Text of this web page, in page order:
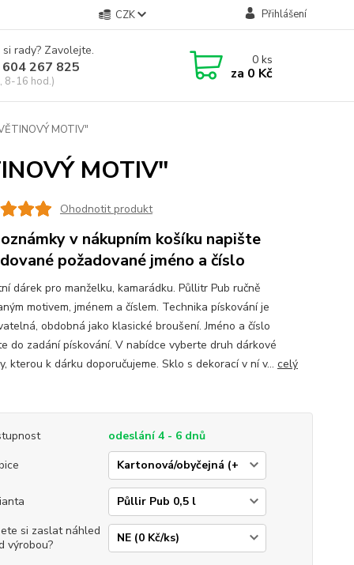
CZK Přihlášení
rady? Zavolejte.
267 825
8-16 hod.)
0ks
za 0 Kč
MOTIV"
MOTIV"
Ohodnotit produkt
v nákupním košíku napište
požadované jméno a číslo
dárek pro manželku, kamarádku. Půllitr Pub ručně
motivem, jménem a číslem. Technika pískování je
obdobná jako klasické broušení. Jméno a číslo
do zadání pískování. V nabídce vyberte druh dárkové
kterou k dárku doporučujeme. Sklo s dekorací v ní v... celý
odeslání 4 - 6 dnů
si zaslat náhled
výrobou?